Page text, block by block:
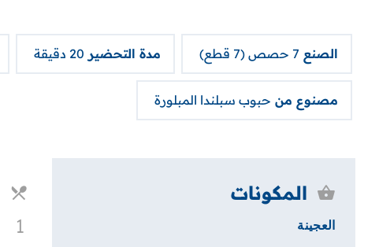
الصنع 7 حصص (7 قطع) مدة التحضير 20 دقيقة
مصنوع من حبوب سبلندا المبلورة
المكونات
العجينة
1